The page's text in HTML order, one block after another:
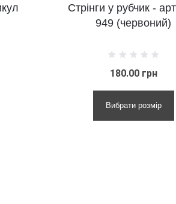
Стрінги у рубчик - артикул
949 (червоний)